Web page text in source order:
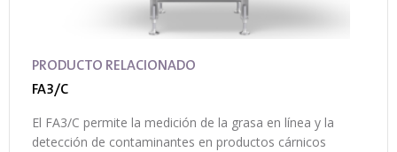
PRODUCTO RELACIONADO
FA3/C
El FA3/C permite la medición de la grasa en línea y la
detección de contaminantes en productos cárnicos